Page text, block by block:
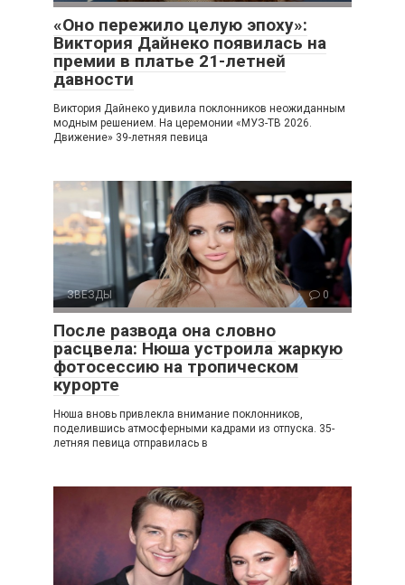
«Оно пережило целую эпоху»:
Виктория Дайнеко появилась на
премии в платье 21-летней
давности
Виктория Дайнеко удивила поклонников неожиданным
модным решением. На церемонии «МУЗ-ТВ 2026.
Движение» 39-летняя певица
ЗВЕЗДЫ 0
После развода она словно
расцвела: Нюша устроила жаркую
фотосессию на тропическом
курорте
Нюша вновь привлекла внимание поклонников,
поделившись атмосферными кадрами из отпуска. 35-
летняя певица отправилась в